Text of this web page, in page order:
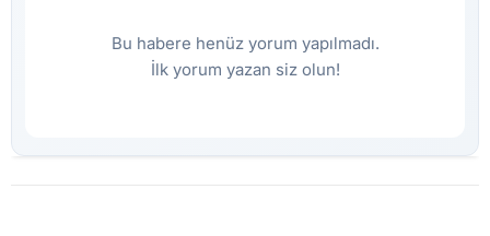
Bu habere henüz yorum yapılmadı.
İlk yorum yazan siz olun!